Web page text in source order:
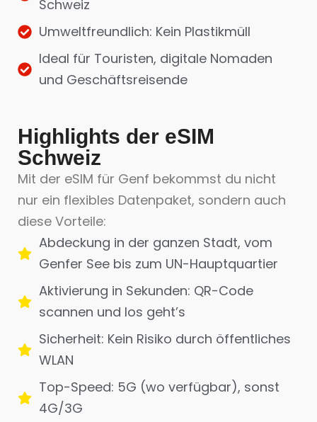
Schweiz
Umweltfreundlich: Kein Plastikmüll
Ideal für Touristen, digitale Nomaden
und Geschäftsreisende
Highlights der eSIM
Schweiz
Mit der eSIM für Genf bekommst du nicht
nur ein flexibles Datenpaket, sondern auch
diese Vorteile:
Abdeckung in der ganzen Stadt, vom
Genfer See bis zum UN-Hauptquartier
Aktivierung in Sekunden: QR-Code
scannen und los geht’s
Sicherheit: Kein Risiko durch öffentliches
WLAN
Top-Speed: 5G (wo verfügbar), sonst
4G/3G